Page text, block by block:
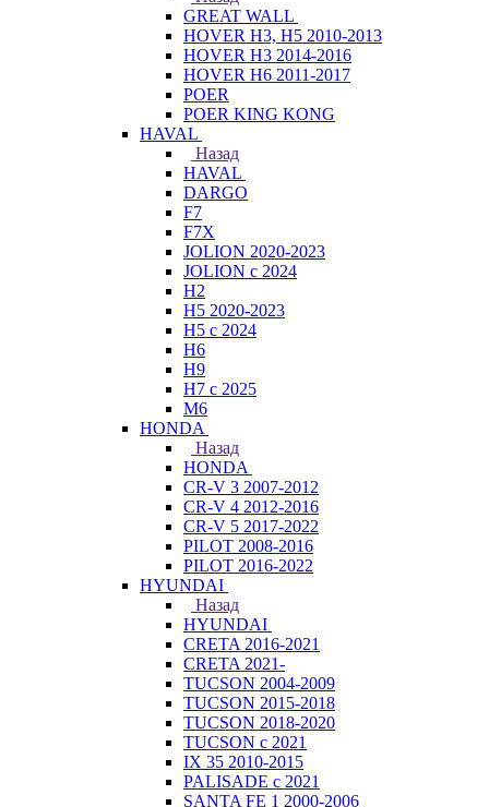
GREAT WALL
HOVER H3, H5 2010-2013
HOVER H3 2014-2016
HOVER H6 2011-2017
POER
POER KING KONG
HAVAL
Назад
HAVAL
DARGO
F7
F7X
JOLION 2020-2023
JOLION с 2024
H2
H5 2020-2023
H5 с 2024
H6
H9
H7 с 2025
M6
HONDA
Назад
HONDA
CR-V 3 2007-2012
CR-V 4 2012-2016
CR-V 5 2017-2022
PILOT 2008-2016
PILOT 2016-2022
HYUNDAI
Назад
HYUNDAI
CRETA 2016-2021
CRETA 2021-
TUCSON 2004-2009
TUCSON 2015-2018
TUCSON 2018-2020
TUCSON с 2021
IX 35 2010-2015
PALISADE с 2021
SANTA FE 1 2000-2006